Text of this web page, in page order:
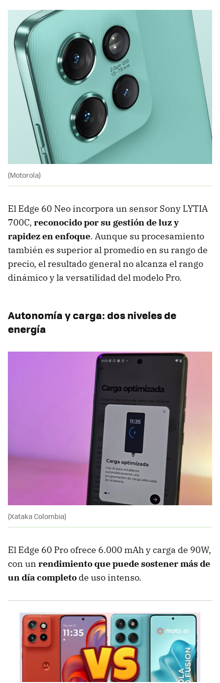
(Motorola)
El Edge 60 Neo incorpora un sensor Sony LYTIA
700C, reconocido por su gestión de luz y
rapidez en enfoque. Aunque su procesamiento
también es superior al promedio en su rango de
precio, el resultado general no alcanza el rango
dinámico y la versatilidad del modelo Pro.
Autonomía y carga: dos niveles de
energía
(Xataka Colombia)
El Edge 60 Pro ofrece 6.000 mAh y carga de 90W,
con un rendimiento que puede sostener más de
un día completo de uso intenso.